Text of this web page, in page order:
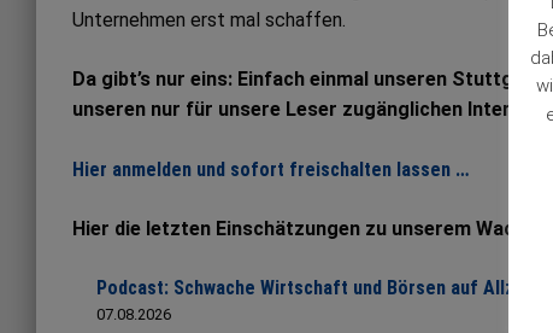
Unternehmen erst mal schaffen.
Da gibt’s nur eins: Einfach einmal unseren
unseren nur für unsere Leser zugänglichen
Hier anmelden und sofort freischalten lassen …
Hier die letzten Einschätzungen zu unserem
Podcast: Schwache Wirtschaft und Börsen auf
07.08.2026